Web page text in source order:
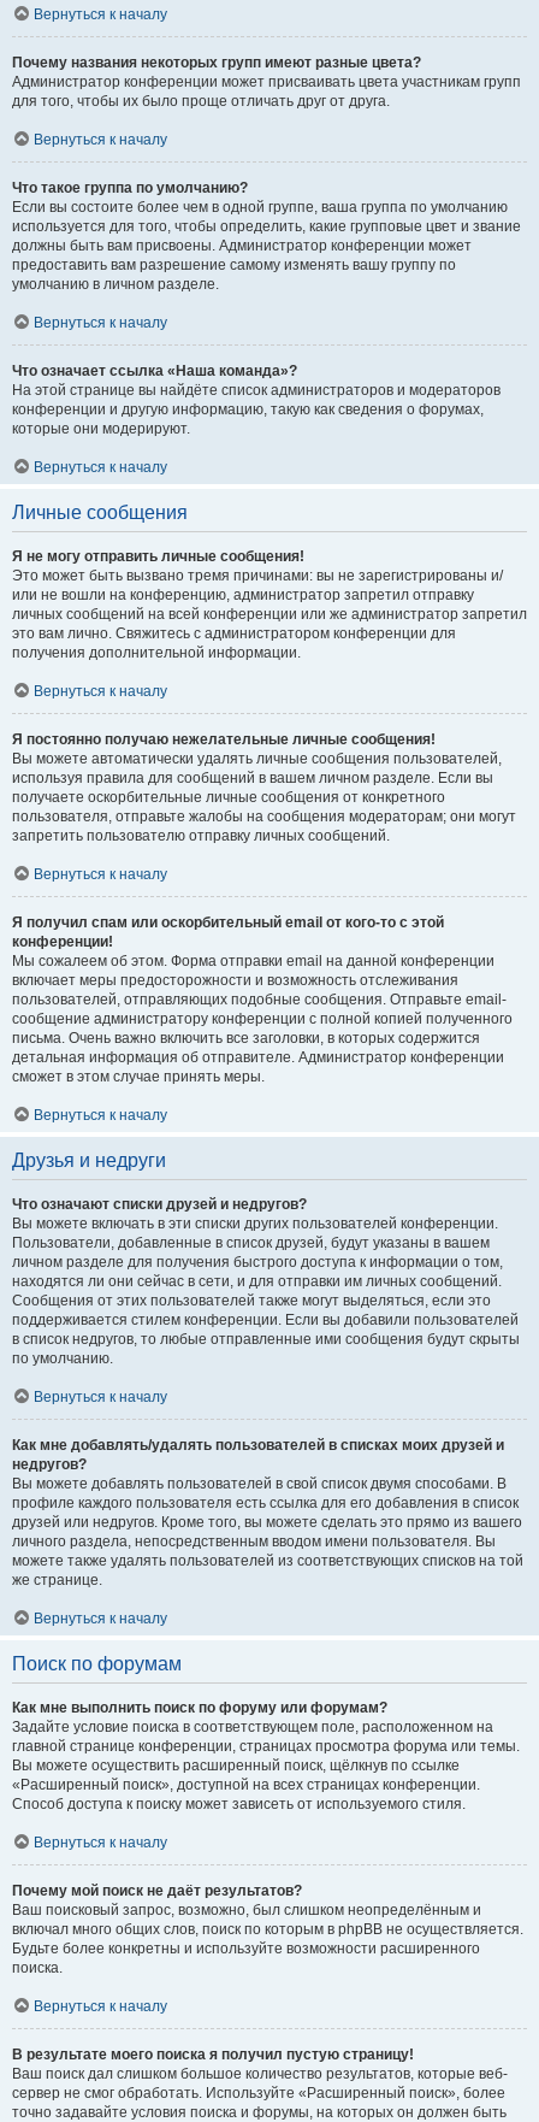
Вернуться к началу
Почему названия некоторых групп имеют разные цвета?
Администратор конференции может присваивать цвета участникам групп
для того, чтобы их было проще отличать друг от друга.
Вернуться к началу
Что такое группа по умолчанию?
Если вы состоите более чем в одной группе, ваша группа по умолчанию
используется для того, чтобы определить, какие групповые цвет и звание
должны быть вам присвоены. Администратор конференции может
предоставить вам разрешение самому изменять вашу группу по
умолчанию в личном разделе.
Вернуться к началу
Что означает ссылка «Наша команда»?
На этой странице вы найдёте список администраторов и модераторов
конференции и другую информацию, такую как сведения о форумах,
которые они модерируют.
Вернуться к началу
Личные сообщения
Я не могу отправить личные сообщения!
Это может быть вызвано тремя причинами: вы не зарегистрированы и/
или не вошли на конференцию, администратор запретил отправку
личных сообщений на всей конференции или же администратор запретил
это вам лично. Свяжитесь с администратором конференции для
получения дополнительной информации.
Вернуться к началу
Я постоянно получаю нежелательные личные сообщения!
Вы можете автоматически удалять личные сообщения пользователей,
используя правила для сообщений в вашем личном разделе. Если вы
получаете оскорбительные личные сообщения от конкретного
пользователя, отправьте жалобы на сообщения модераторам; они могут
запретить пользователю отправку личных сообщений.
Вернуться к началу
Я получил спам или оскорбительный email от кого-то с этой
конференции!
Мы сожалеем об этом. Форма отправки email на данной конференции
включает меры предосторожности и возможность отслеживания
пользователей, отправляющих подобные сообщения. Отправьте email-
сообщение администратору конференции с полной копией полученного
письма. Очень важно включить все заголовки, в которых содержится
детальная информация об отправителе. Администратор конференции
сможет в этом случае принять меры.
Вернуться к началу
Друзья и недруги
Что означают списки друзей и недругов?
Вы можете включать в эти списки других пользователей конференции.
Пользователи, добавленные в список друзей, будут указаны в вашем
личном разделе для получения быстрого доступа к информации о том,
находятся ли они сейчас в сети, и для отправки им личных сообщений.
Сообщения от этих пользователей также могут выделяться, если это
поддерживается стилем конференции. Если вы добавили пользователей
в список недругов, то любые отправленные ими сообщения будут скрыты
по умолчанию.
Вернуться к началу
Как мне добавлять/удалять пользователей в списках моих друзей и
недругов?
Вы можете добавлять пользователей в свой список двумя способами. В
профиле каждого пользователя есть ссылка для его добавления в список
друзей или недругов. Кроме того, вы можете сделать это прямо из вашего
личного раздела, непосредственным вводом имени пользователя. Вы
можете также удалять пользователей из соответствующих списков на той
же странице.
Вернуться к началу
Поиск по форумам
Как мне выполнить поиск по форуму или форумам?
Задайте условие поиска в соответствующем поле, расположенном на
главной странице конференции, страницах просмотра форума или темы.
Вы можете осуществить расширенный поиск, щёлкнув по ссылке
«Расширенный поиск», доступной на всех страницах конференции.
Способ доступа к поиску может зависеть от используемого стиля.
Вернуться к началу
Почему мой поиск не даёт результатов?
Ваш поисковый запрос, возможно, был слишком неопределённым и
включал много общих слов, поиск по которым в phpBB не осуществляется.
Будьте более конкретны и используйте возможности расширенного
поиска.
Вернуться к началу
В результате моего поиска я получил пустую страницу!
Ваш поиск дал слишком большое количество результатов, которые веб-
сервер не смог обработать. Используйте «Расширенный поиск», более
точно задавайте условия поиска и форумы, на которых он должен быть